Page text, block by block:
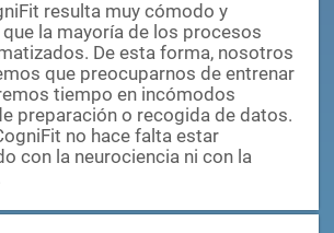
resulta muy cómodo y
que la mayoría de los procesos
De esta forma, nosotros
que preocuparnos de entrenar
tiempo en incómodos
preparación o recogida de datos.
no hace falta estar
con la neurociencia ni con la